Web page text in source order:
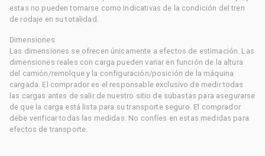
estas no pueden tomarse como indicativas de la condición del tren
de rodaje en su totalidad.
Dimensiones
Las dimensiones se ofrecen únicamente a efectos de estimación. Las
dimensiones reales con carga pueden variar en función de la altura
del camión/remolque y la configuración/posición de la máquina
cargada. El comprador es el responsable exclusivo de medir todas
las cargas antes de salir de nuestro sitio de subastas para asegurarse
de que la carga está lista para su transporte seguro. El comprador
debe verificar todas las medidas. No confíes en estas medidas para
efectos de transporte.